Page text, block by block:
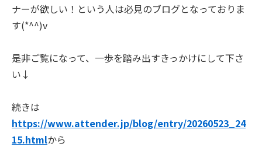
ナーが欲しい！という人は必見のブログとなっておりま
す(*^^)v
是非ご覧になって、一歩を踏み出すきっかけにして下さ
い↓
続きは
https://www.attender.jp/blog/entry/20260523_24
15.htmlから